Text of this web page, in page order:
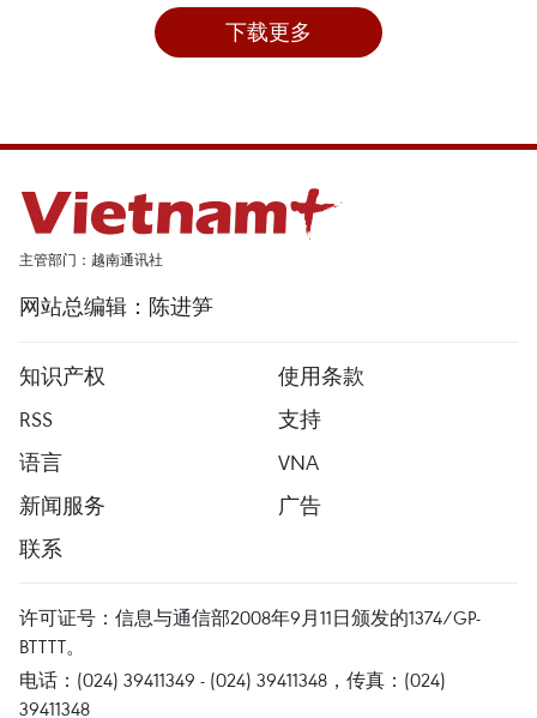
下载更多
主管部门：越南通讯社
网站总编辑：陈进笋
知识产权
使用条款
RSS
支持
语言
VNA
新闻服务
广告
联系
许可证号：信息与通信部2008年9月11日颁发的1374/GP-
BTTTT。
电话：(024) 39411349 - (024) 39411348，传真：(024)
39411348